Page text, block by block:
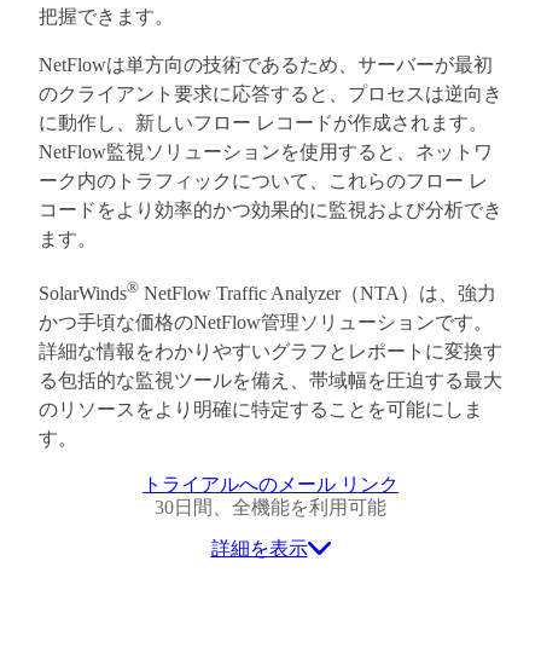
把握できます。
NetFlowは単方向の技術であるため、サーバーが最初
のクライアント要求に応答すると、プロセスは逆向き
に動作し、新しいフロー レコードが作成されます。
NetFlow監視ソリューションを使用すると、ネットワ
ーク内のトラフィックについて、これらのフロー レ
コードをより効率的かつ効果的に監視および分析でき
ます。
SolarWinds® NetFlow Traffic Analyzer（NTA）は、強力
かつ手頃な価格のNetFlow管理ソリューションです。
詳細な情報をわかりやすいグラフとレポートに変換す
る包括的な監視ツールを備え、帯域幅を圧迫する最大
のリソースをより明確に特定することを可能にしま
す。
トライアルへのメール リンク
30日間、全機能を利用可能
詳細を表示